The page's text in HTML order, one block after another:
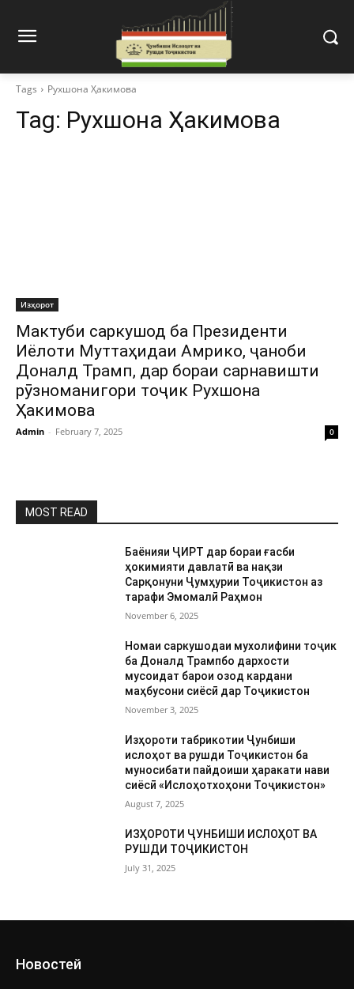
Tags Рухшона Ҳакимова
Tag: Рухшона Ҳакимова
Изҳорот
Мактуби саркушод ба Президенти
Иёлоти Муттаҳидаи Амрико, ҷаноби
Доналд Трамп, дар бораи сарнавишти
рӯзноманигори тоҷик Рухшона
Ҳакимова
Admin - February 7, 2025 0
MOST READ
Баёнияи ҶИРТ дар бораи ғасби
ҳокимияти давлатӣ ва нақзи
Сарқонуни Ҷумҳурии Тоҷикистон аз
тарафи Эмомалӣ Раҳмон
November 6, 2025
Номаи саркушодаи мухолифини тоҷик
ба Доналд Трампбо дархости
мусоидат барои озод кардани
маҳбусони сиёсӣ дар Тоҷикистон
November 3, 2025
Изҳороти табрикотии Ҷунбиши
ислоҳот ва рушди Тоҷикистон ба
муносибати пайдоиши ҳаракати нави
сиёсӣ «Ислоҳотхоҳони Тоҷикистон»
August 7, 2025
ИЗҲОРОТИ ҶУНБИШИ ИСЛОҲОТ ВА
РУШДИ ТОҶИКИСТОН
July 31, 2025
Новостей